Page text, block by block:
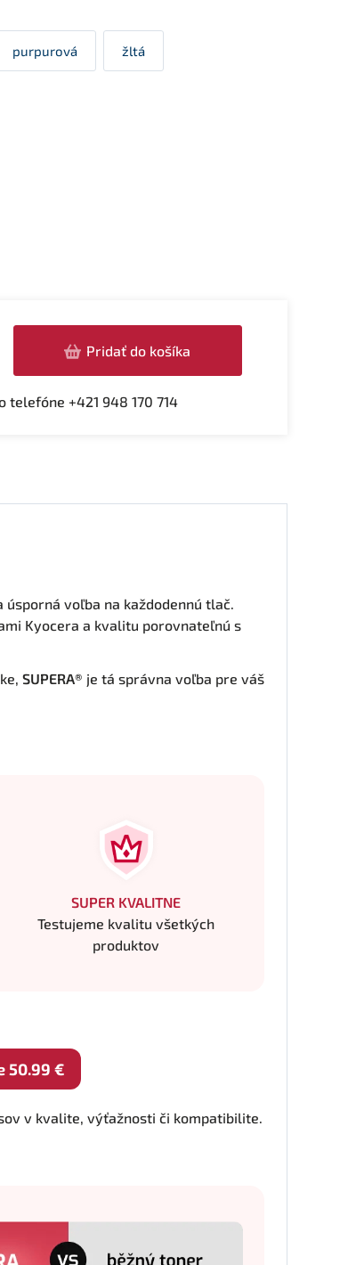
purpurová žltá
Pridať do košíka
telefóne +421 948 170 714
úsporná voľba na každodennú tlač.
Kyocera a kvalitu porovnateľnú s
SUPERA® je tá správna voľba pre váš
SUPER KVALITNE
Testujeme kvalitu všetkých
produktov
50.99 €
v kvalite, výťažnosti či kompatibilite.